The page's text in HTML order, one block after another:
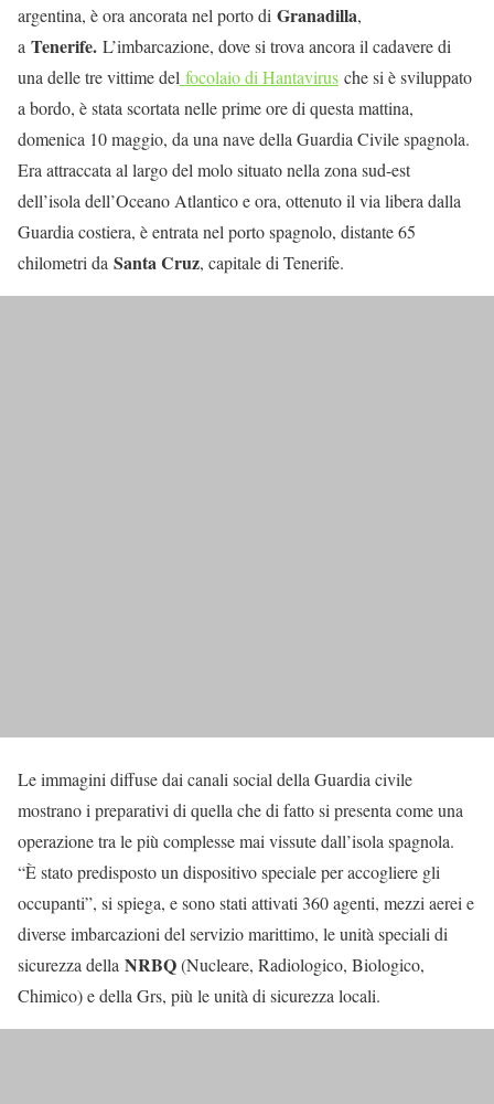
argentina, è ora ancorata nel porto di Granadilla,
a Tenerife. L’imbarcazione, dove si trova ancora il cadavere di
una delle tre vittime del focolaio di Hantavirus che si è sviluppato
a bordo, è stata scortata nelle prime ore di questa mattina,
domenica 10 maggio, da una nave della Guardia Civile spagnola.
Era attraccata al largo del molo situato nella zona sud-est
dell’isola dell’Oceano Atlantico e ora, ottenuto il via libera dalla
Guardia costiera, è entrata nel porto spagnolo, distante 65
chilometri da Santa Cruz, capitale di Tenerife.
Le immagini diffuse dai canali social della Guardia civile
mostrano i preparativi di quella che di fatto si presenta come una
operazione tra le più complesse mai vissute dall’isola spagnola.
“È stato predisposto un dispositivo speciale per accogliere gli
occupanti”, si spiega, e sono stati attivati 360 agenti, mezzi aerei e
diverse imbarcazioni del servizio marittimo, le unità speciali di
sicurezza della NRBQ(Nucleare, Radiologico, Biologico,
Chimico) e della Grs, più le unità di sicurezza locali.